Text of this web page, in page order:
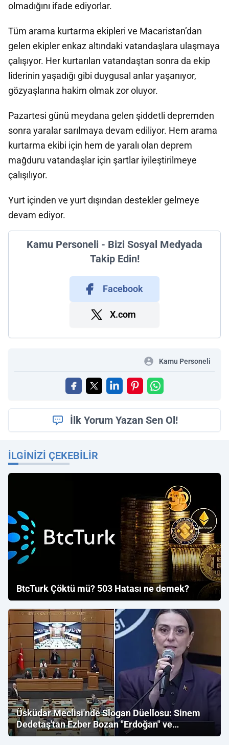
olmadığını ifade ediyorlar.
Tüm arama kurtarma ekipleri ve Macaristan’dan
gelen ekipler enkaz altındaki vatandaşlara ulaşmaya
çalışıyor. Her kurtarılan vatandaştan sonra da ekip
liderinin yaşadığı gibi duygusal anlar yaşanıyor,
gözyaşlarına hakim olmak zor oluyor.
Pazartesi günü meydana gelen şiddetli depremden
sonra yaralar sarılmaya devam ediliyor. Hem arama
kurtarma ekibi için hem de yaralı olan deprem
mağduru vatandaşlar için şartlar iyileştirilmeye
çalışılıyor.
Yurt içinden ve yurt dışından destekler gelmeye
devam ediyor.
Kamu Personeli - Bizi Sosyal Medyada
Takip Edin!
Facebook
X.com
Kamu Personeli
İlk Yorum Yazan Sen Ol!
İLGINIZI ÇEKEBILIR
BtcTurk Çöktü mü? 503 Hatası ne demek?
Üsküdar Meclisi'nde Slogan Düellosu: Sinem
Dedetaş'tan Ezber Bozan "Erdoğan" ve
"İmamoğlu" Çıkışı!